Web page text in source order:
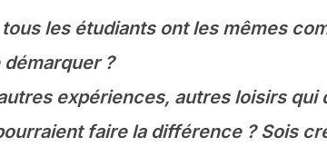
les étudiants ont les mêmes
?
expériences, autres loisirs qui
faire la différence ? Sois